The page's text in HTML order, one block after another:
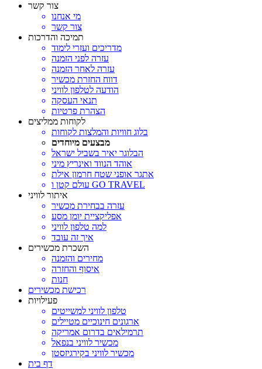
צור קשר
מי אנחנו
צור קשר
תמיכה והדרכות
מדריכים ועזרי לימוד
עזרה לפני הזמנה
עזרה לאחר הזמנה
דווח החזרת מכשיר
הודעה לטלפון לוויני
תנאי העסקה
הצהרת פרטיות
לקוחות ממליצים
בלוג חוויות והמלצות לקוחות
מבצעים מיוחדים
הבלוגר יאיר בשביל ישראל
אוהד הנווד ואינריץ מיני
אתגר אופני שטח חרמון אילת
עולם קטן ו GO TRAVEL
איתור לוויני
עזרה בבחירת מכשיר
אפליקציית יומן מסע
למה טלפון לוויני
איך זה עובד
השכרת מכשירים
מחירים והזמנה
איסוף והחזרה
חנות
רכישת מכשירים
פעילויות
טלפון לוויני למשייטים
ארגונים חינוכיים מטיילים
תרמילאים בדרום אמריקה
מכשיר לוויני בנפאל
מכשיר לוויני בקירגיזסטן
דף בית